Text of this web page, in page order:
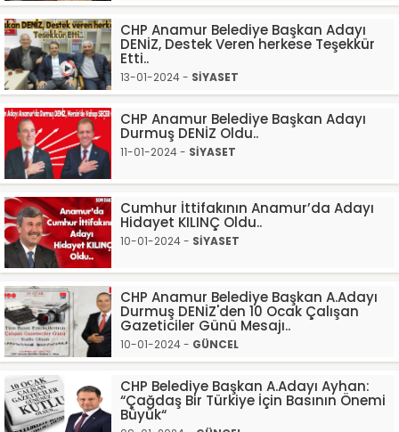
CHP Anamur Belediye Başkan Adayı
DENİZ, Destek Veren herkese Teşekkür
Etti..
13-01-2024 - SİYASET
CHP Anamur Belediye Başkan Adayı
Durmuş DENİZ Oldu..
11-01-2024 - SİYASET
Cumhur İttifakının Anamur’da Adayı
Hidayet KILINÇ Oldu..
10-01-2024 - SİYASET
CHP Anamur Belediye Başkan A.Adayı
Durmuş DENİZ'den 10 Ocak Çalışan
Gazeticiler Günü Mesajı..
10-01-2024 - GÜNCEL
CHP Belediye Başkan A.Adayı Ayhan:
“Çağdaş Bir Türkiye İçin Basının Önemi
Büyük“